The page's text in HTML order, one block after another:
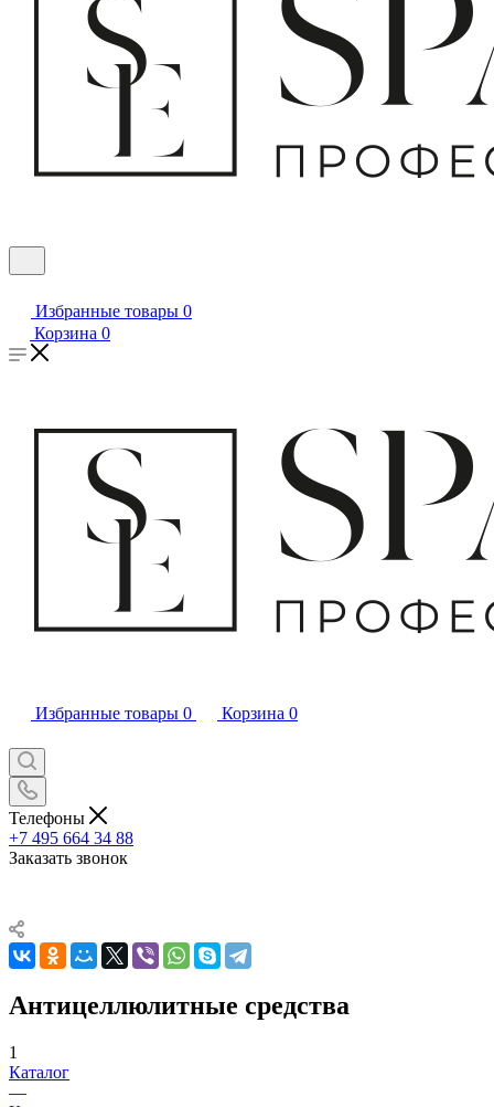
Избранные товары 0
Корзина 0
Избранные товары 0 Корзина 0
Телефоны
+7 495 664 34 88
Заказать звонок
Антицеллюлитные средства
1
Каталог
—